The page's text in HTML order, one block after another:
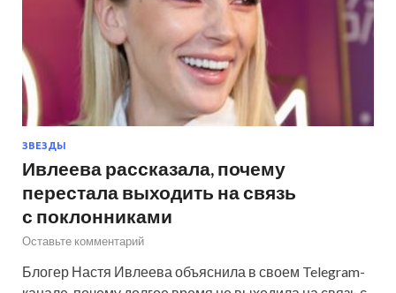
ЗВЕЗДЫ
Ивлеева рассказала, почему
перестала выходить на связь
с поклонниками
Оставьте комментарий
Блогер Настя Ивлеева объяснила в своем Telegram-